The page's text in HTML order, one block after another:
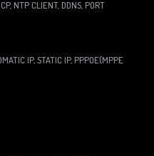
NTP CLIENT, DDNS, PORT
IP, STATIC IP, PPPOE(MPPE